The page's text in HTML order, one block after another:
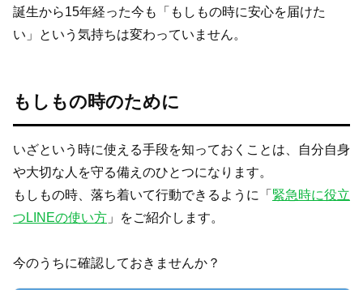
誕生から15年経った今も「もしもの時に安心を届けた
い」という気持ちは変わっていません。
もしもの時のために
いざという時に使える手段を知っておくことは、自分自身
や大切な人を守る備えのひとつになります。
もしもの時、落ち着いて行動できるように「 緊急時に役立
つLINEの使い方 」をご紹介します。
今のうちに確認しておきませんか？